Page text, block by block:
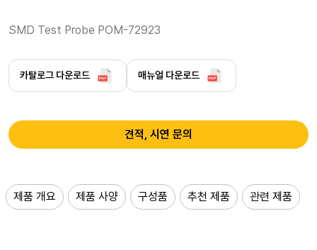
SMD Test Probe POM-72923
카탈로그 다운로드 매뉴얼 다운로드
견적, 시연 문의
제품 개요 제품 사양 구성품 추천 제품 관련 제품